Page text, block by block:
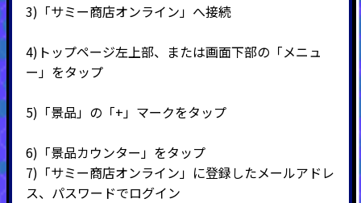
3) 「サミー商店オンライン」へ接続
4) トップページ左上部、または画面下部の「メニュ
ー」をタップ
5) 「景品」の「+ 」マークをタップ
6) 「景品カウンター」をタップ
7) 「サミー商店オンライン」に登録したメールアドレ
ス、パスワードでログイン